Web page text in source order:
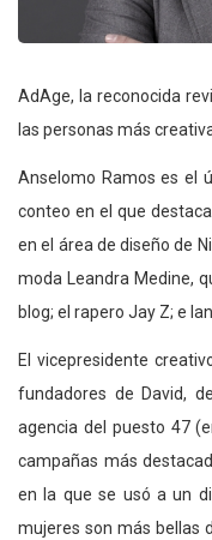
AdAge, la reconocida
las personas más
Anselomo Ramos es el
conteo en el que
en el área de diseño de
moda Leandra Medine,
blog; el rapero Jay Z; e
El vicepresidente
fundadores de David,
agencia del puesto 47
campañas más
en la que se usó a un
mujeres son más bellas